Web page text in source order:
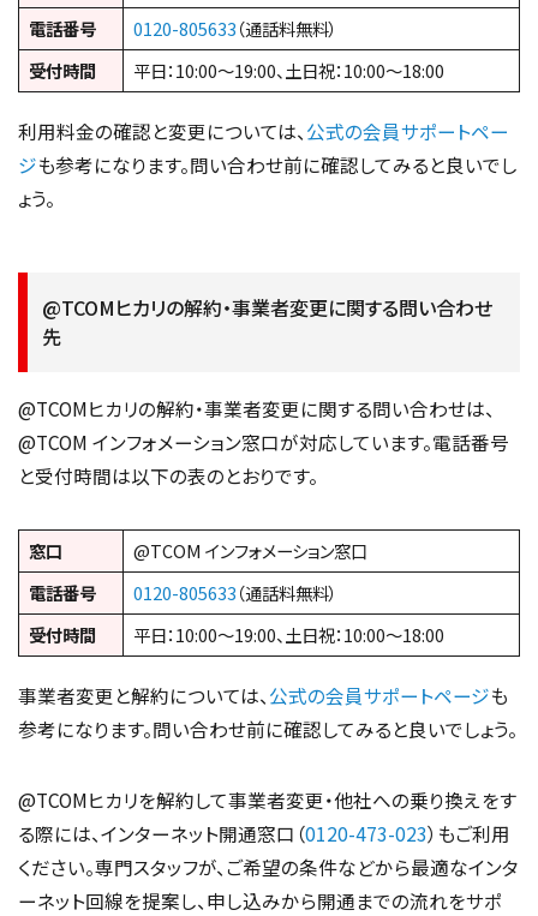
電話番号
0120-805633（通話料無料）
受付時間
平日：10:00〜19:00、土日祝：10:00〜18:00
利用料金の確認と変更については、公式の会員サポートペー
ジも参考になります。問い合わせ前に確認してみると良いでし
ょう。
@TCOMヒカリの解約・事業者変更に関する問い合わせ
先
@TCOMヒカリの解約・事業者変更に関する問い合わせは、
@TCOM インフォメーション窓口が対応しています。電話番号
と受付時間は以下の表のとおりです。
窓口
@TCOM インフォメーション窓口
電話番号
0120-805633（通話料無料）
受付時間
平日：10:00〜19:00、土日祝：10:00〜18:00
事業者変更と解約については、公式の会員サポートページも
参考になります。問い合わせ前に確認してみると良いでしょう。
@TCOMヒカリを解約して事業者変更・他社への乗り換えをす
る際には、インターネット開通窓口（0120-473-023）もご利用
ください。専門スタッフが、ご希望の条件などから最適なインタ
ーネット回線を提案し、申し込みから開通までの流れをサポ